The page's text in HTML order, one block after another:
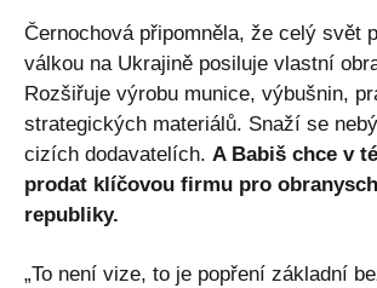
Černochová připomněla, že celý svět
válkou na Ukrajině posiluje vlastní
Rozšiřuje výrobu munice, výbušnin,
strategických materiálů. Snaží se
cizích dodavatelích. A Babiš chce v
prodat klíčovou firmu pro
republiky.
„To není vize, to je popření základní